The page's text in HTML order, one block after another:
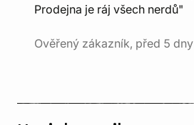
Prodejna je ráj všech nerdů"
Ověřený zákazník, před 5 dny